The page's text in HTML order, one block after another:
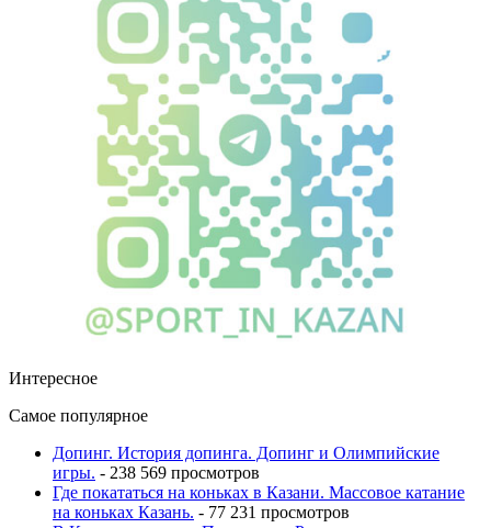
Интересное
Самое популярное
Допинг. История допинга. Допинг и Олимпийские
игры. - 238 569 просмотров
Где покататься на коньках в Казани. Массовое катание
на коньках Казань. - 77 231 просмотров